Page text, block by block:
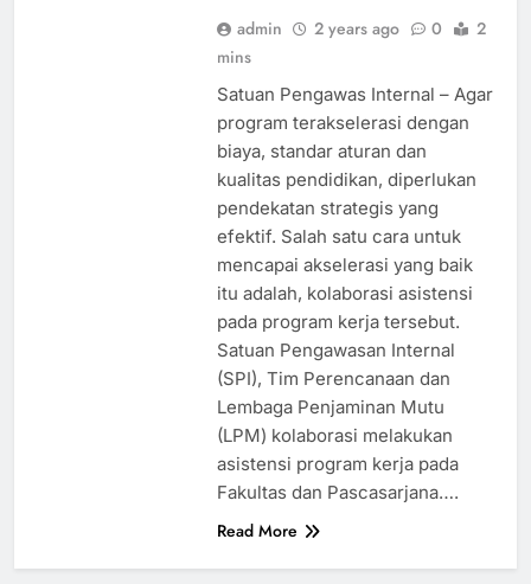
admin 2 years ago 0
2
mins
Satuan Pengawas Internal – Agar
program terakselerasi dengan
biaya, standar aturan dan
kualitas pendidikan, diperlukan
pendekatan strategis yang
efektif. Salah satu cara untuk
mencapai akselerasi yang baik
itu adalah, kolaborasi asistensi
pada program kerja tersebut.
Satuan Pengawasan Internal
(SPI), Tim Perencanaan dan
Lembaga Penjaminan Mutu
(LPM) kolaborasi melakukan
asistensi program kerja pada
Fakultas dan Pascasarjana….
Read More